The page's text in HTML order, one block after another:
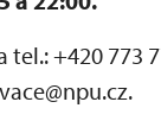
tel.: +420 773